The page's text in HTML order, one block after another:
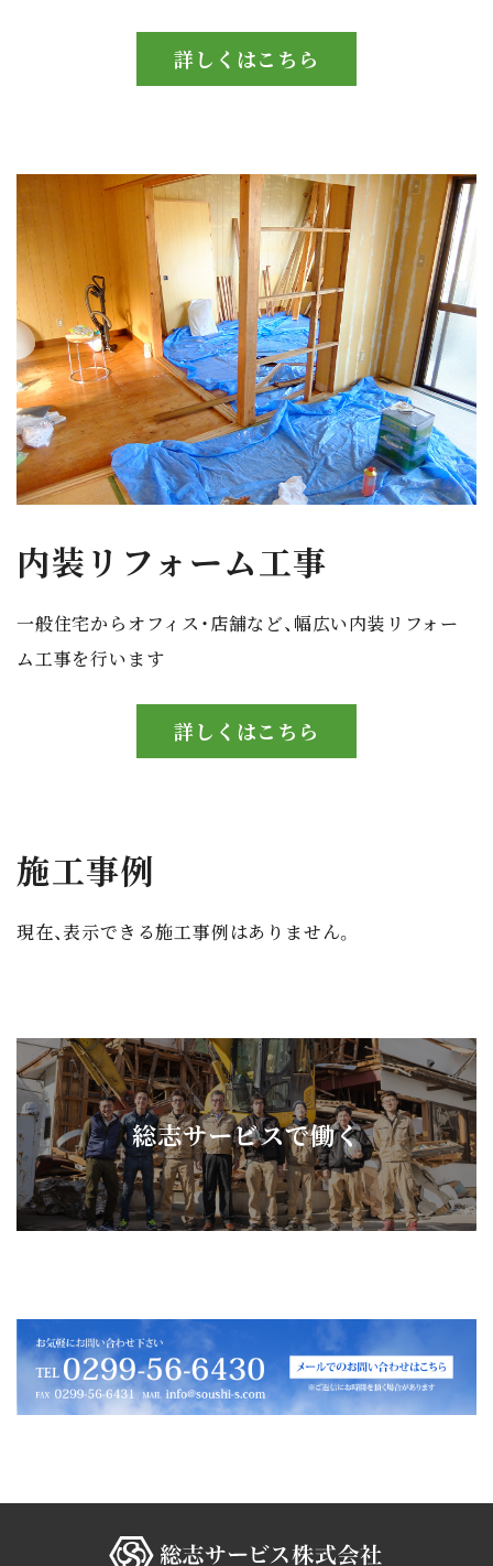
詳しくはこちら
内装リフォーム工事
一般住宅からオフィス・店舗など、幅広い内装リフォー
ム工事を行います
詳しくはこちら
施工事例
現在、表示できる施工事例はありません。
総志サービスで働く